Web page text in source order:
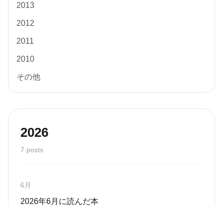
2013
2012
2011
2010
その他
2026
7 posts
6月
2026年6月に読んだ本